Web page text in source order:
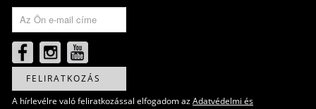
FELIRATKOZÁS
A hírlevélre való feliratkozással elfogadom azAdatvédelmi és